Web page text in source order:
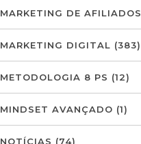
MARKETING DE AFILIADOS
MARKETING DIGITAL (383)
METODOLOGIA 8 PS (12)
MINDSET AVANÇADO (1)
NOTÍCIAS (74)